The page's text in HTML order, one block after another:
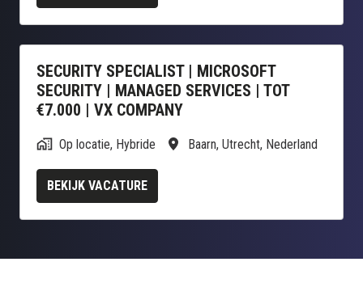
SECURITY SPECIALIST | MICROSOFT
SECURITY | MANAGED SERVICES | TOT
€7.000 | VX COMPANY
Op locatie, Hybride Baarn, Utrecht, Nederland
BEKIJK VACATURE